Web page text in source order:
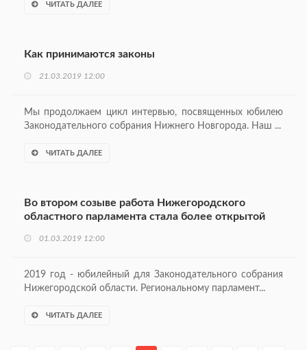
ЧИТАТЬ ДАЛЕЕ
Как принимаются законы
21.03.2019 12:00
Мы продолжаем цикл интервью, посвященных юбилею
Законодательного собрания Нижнего Новгорода. Наш ...
ЧИТАТЬ ДАЛЕЕ
Во втором созыве работа Нижегородского
областного парламента стала более открытой
01.03.2019 12:00
2019 год - юбилейный для Законодательного собрания
Нижегородской области. Региональному парламент...
ЧИТАТЬ ДАЛЕЕ